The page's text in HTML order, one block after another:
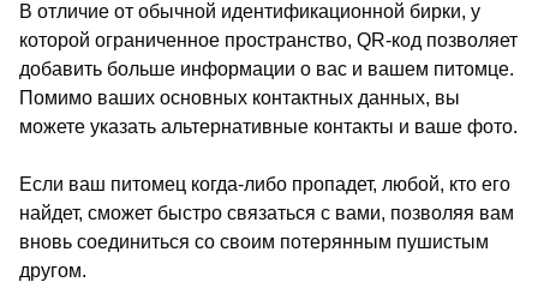
В отличие от обычной идентификационной бирки, у
которой ограниченное пространство, QR-код позволяет
добавить больше информации о вас и вашем питомце.
Помимо ваших основных контактных данных, вы
можете указать альтернативные контакты и ваше фото.
Если ваш питомец когда-либо пропадет, любой, кто его
найдет, сможет быстро связаться с вами, позволяя вам
вновь соединиться со своим потерянным пушистым
другом.